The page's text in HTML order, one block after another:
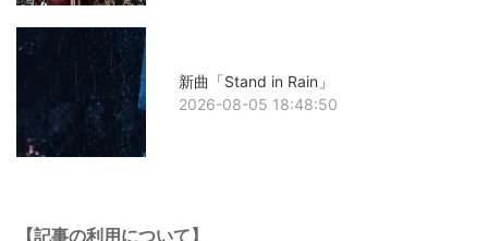
新曲「Stand in Rain」
2026-08-05 18:48:50
【記事の利用について】